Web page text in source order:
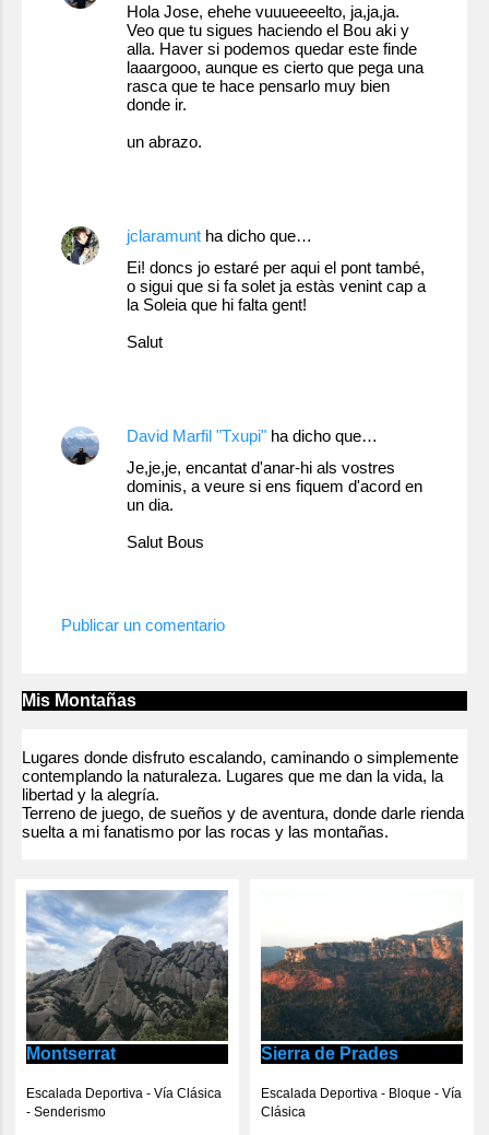
Hola Jose, ehehe vuuueeeelto, ja,ja,ja.
Veo que tu sigues haciendo el Bou aki y
alla. Haver si podemos quedar este finde
laaargooo, aunque es cierto que pega una
rasca que te hace pensarlo muy bien
donde ir.
un abrazo.
jclaramunt ha dicho que…
Ei! doncs jo estaré per aqui el pont també,
o sigui que si fa solet ja estàs venint cap a
la Soleia que hi falta gent!
Salut
David Marfil "Txupi" ha dicho que…
Je,je,je, encantat d'anar-hi als vostres
dominis, a veure si ens fiquem d'acord en
un dia.
Salut Bous
Publicar un comentario
Mis Montañas
Lugares donde disfruto escalando, caminando o simplemente
contemplando la naturaleza. Lugares que me dan la vida, la
libertad y la alegría.
Terreno de juego, de sueños y de aventura, donde darle rienda
suelta a mi fanatismo por las rocas y las montañas.
Montserrat
Escalada Deportiva - Vía Clásica
- Senderismo
Sierra de Prades
Escalada Deportiva - Bloque - Vía
Clásica